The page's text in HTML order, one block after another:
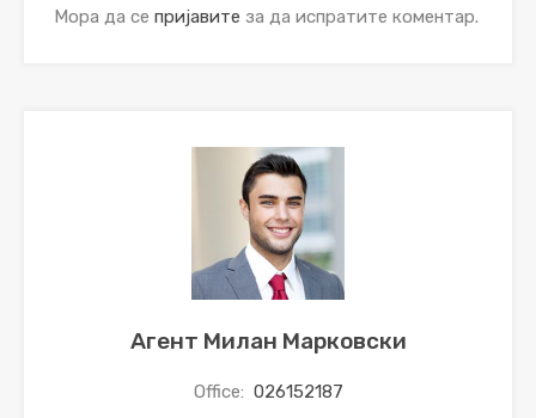
Мора да се пријавите за да испратите коментар.
Агент Милан Марковски
Office: 026152187